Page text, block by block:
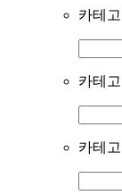
카테고
카테고
카테고